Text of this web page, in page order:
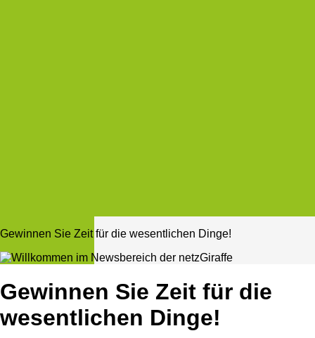
Gewinnen Sie Zeit für die wesentlichen Dinge!
Gewinnen Sie Zeit für die
wesentlichen Dinge!